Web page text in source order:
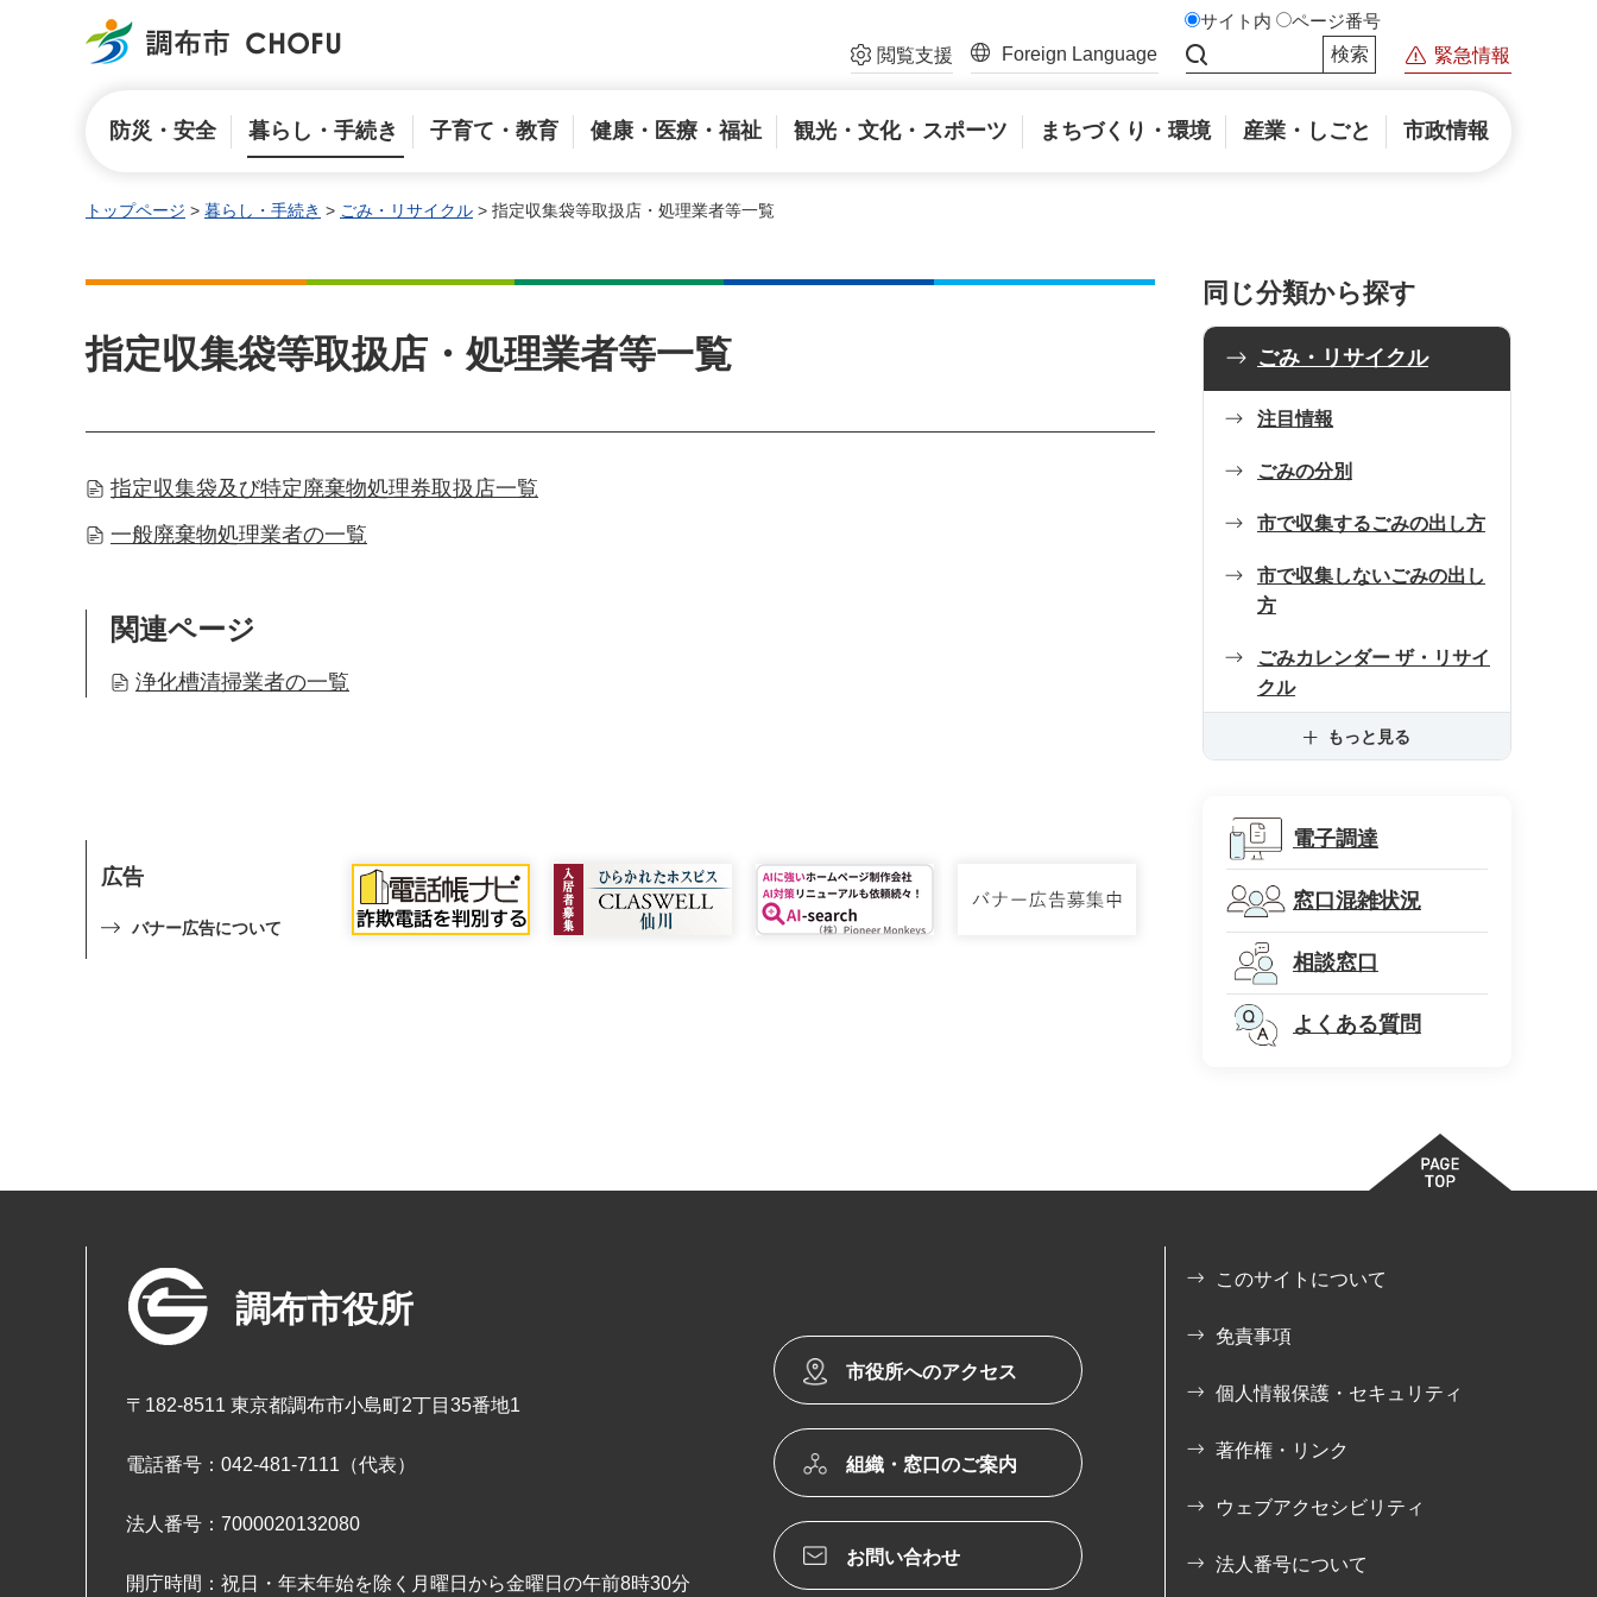
調布市 閲覧支援 Foreign Language
サイト内 ページ番号
緊急情報
防災・安全 暮らし・手続き 子育て・教育 健康・医療・福祉 観光・文化・スポーツ まちづくり・環境 産業・しごと 市政情報
トップページ > 暮らし・手続き > ごみ・リサイクル > 指定収集袋等取扱店・処理業者等一覧
指定収集袋等取扱店・処理業者等一覧
指定収集袋及び特定廃棄物処理券取扱店一覧
一般廃棄物処理業者の一覧
関連ページ
浄化槽清掃業者の一覧
広告
バナー広告について
同じ分類から探す
ごみ・リサイクル
注目情報
ごみの分別
市で収集するごみの出し方
市で収集しないごみの出し
方
ごみカレンダー ザ・リサイ
クル
もっと見る
電子調達
窓口混雑状況
相談窓口
よくある質問
調布市役所
〒182-8511 東京都調布市小島町2丁目35番地1
電話番号：042-481-7111（代表）
法人番号：7000020132080
開庁時間：祝日・年末年始を除く月曜日から金曜日の午前8時30分
市役所へのアクセス
組織・窓口のご案内
お問い合わせ
このサイトについて
免責事項
個人情報保護・セキュリティ
著作権・リンク
ウェブアクセシビリティ
法人番号について